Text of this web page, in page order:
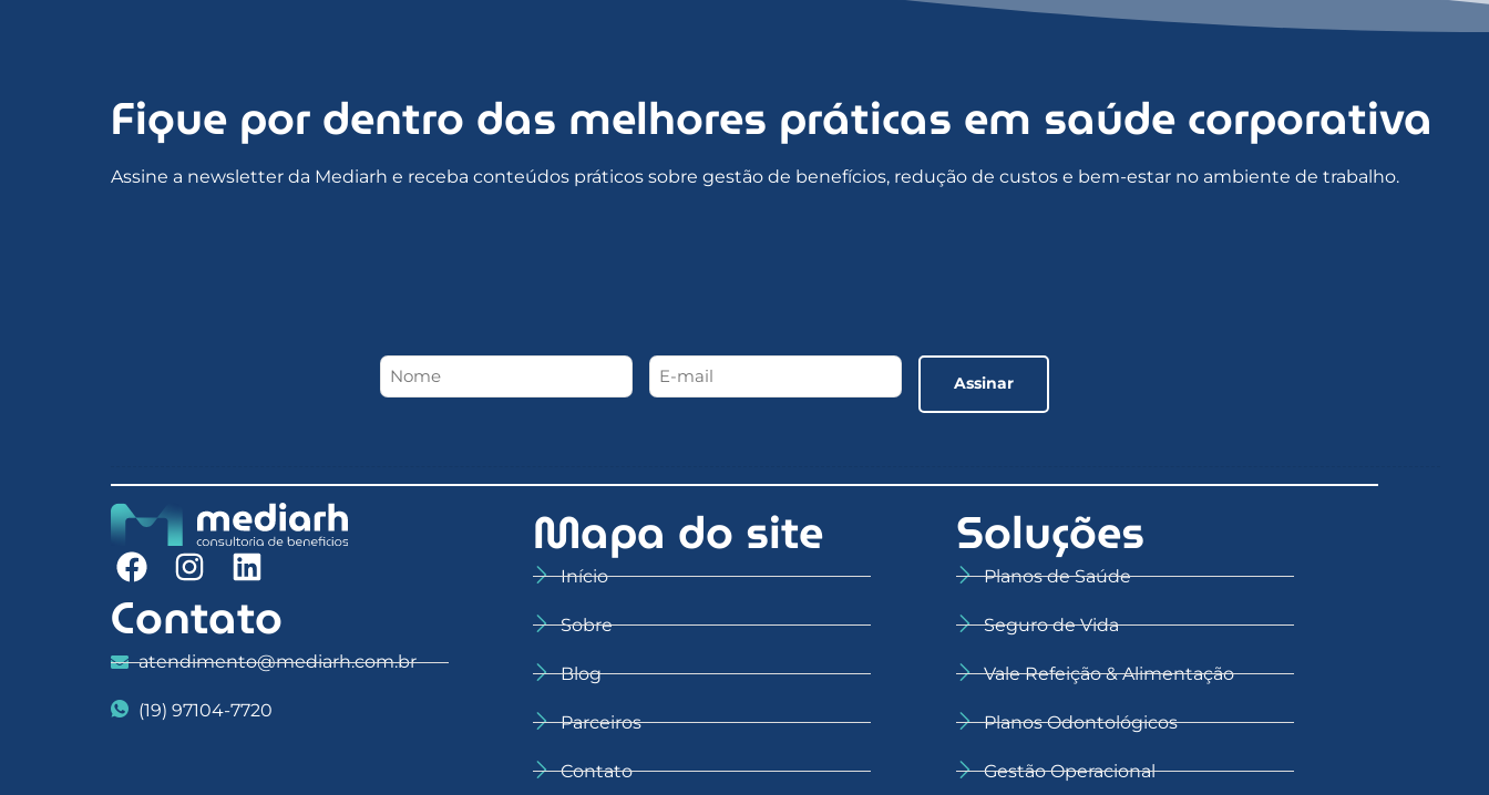
Fique por dentro das melhores práticas em saúde corporativa
Assine a newsletter da Mediarh e receba conteúdos práticos sobre gestão de benefícios, redução de custos e bem-estar no ambiente de trabalho.
Contato
atendimento@mediarh.com.br
(19) 97104-7720
Mapa do site
Início
Sobre
Blog
Parceiros
Contato
Soluções
Planos de Saúde
Seguro de Vida
Vale Refeição & Alimentação
Planos Odontológicos
Gestão Operacional